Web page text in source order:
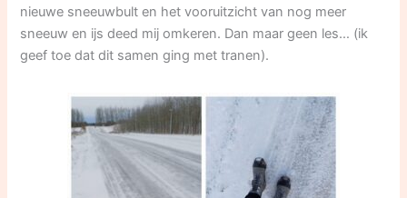
nieuwe sneeuwbult en het vooruitzicht van nog meer
sneeuw en ijs deed mij omkeren. Dan maar geen les… (ik
geef toe dat dit samen ging met tranen).